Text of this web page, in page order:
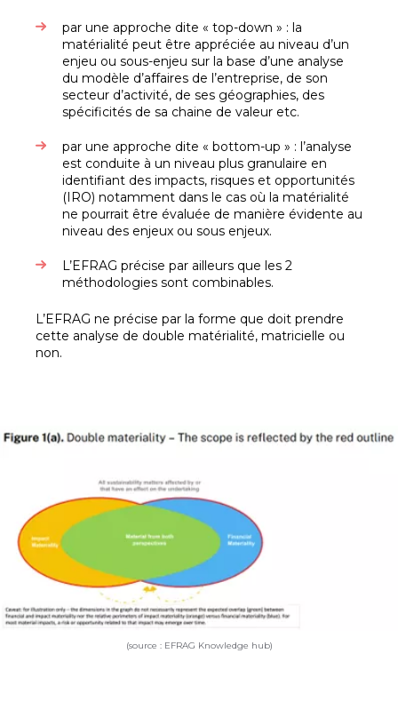
(source : EFRAG Knowledge hub)
par une approche dite « top-down » : la
matérialité peut être appréciée au niveau d’un
enjeu ou sous-enjeu sur la base d’une analyse
du modèle d’affaires de l’entreprise, de son
secteur d’activité, de ses géographies, des
spécificités de sa chaine de valeur etc.
par une approche dite « bottom-up » : l’analyse
est conduite à un niveau plus granulaire en
identifiant des impacts, risques et opportunités
(IRO) notamment dans le cas où la matérialité
ne pourrait être évaluée de manière évidente au
niveau des enjeux ou sous enjeux.
L’EFRAG précise par ailleurs que les 2
méthodologies sont combinables.
L’EFRAG ne précise par la forme que doit prendre
cette analyse de double matérialité, matricielle ou
non.